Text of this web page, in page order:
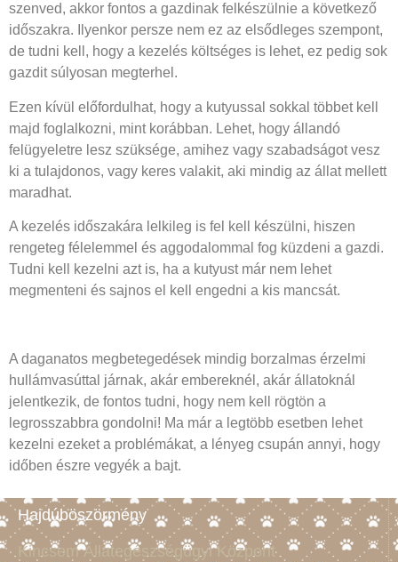
szenved, akkor fontos a gazdinak felkészülnie a következő
időszakra. Ilyenkor persze nem ez az elsődleges szempont,
de tudni kell, hogy a kezelés költséges is lehet, ez pedig sok
gazdit súlyosan megterhel.
Ezen kívül előfordulhat, hogy a kutyussal sokkal többet kell
majd foglalkozni, mint korábban. Lehet, hogy állandó
felügyeletre lesz szüksége, amihez vagy szabadságot vesz
ki a tulajdonos, vagy keres valakit, aki mindig az állat mellett
maradhat.
A kezelés időszakára lelkileg is fel kell készülni, hiszen
rengeteg félelemmel és aggodalommal fog küzdeni a gazdi.
Tudni kell kezelni azt is, ha a kutyust már nem lehet
megmenteni és sajnos el kell engedni a kis mancsát.
A daganatos megbetegedések mindig borzalmas érzelmi
hullámvasúttal járnak, akár embereknél, akár állatoknál
jelentkezik, de fontos tudni, hogy nem kell rögtön a
legrosszabbra gondolni! Ma már a legtöbb esetben lehet
kezelni ezeket a problémákat, a lényeg csupán annyi, hogy
időben észre vegyék a bajt.
Hajdúböszörmény
Kincsem Állategészségügyi Központ